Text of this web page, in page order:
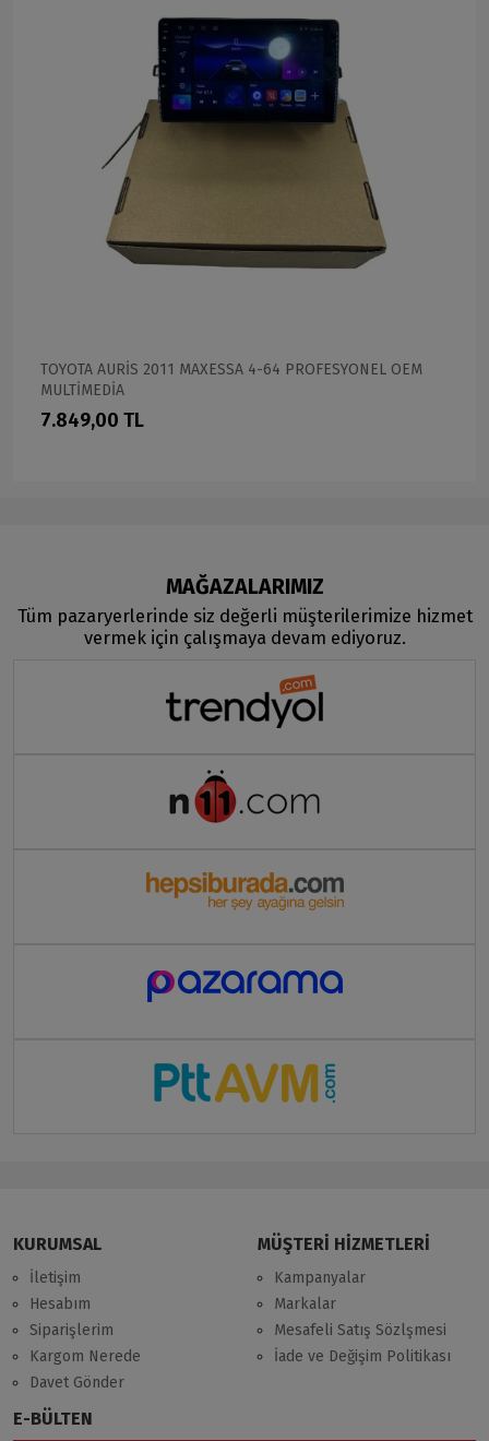
TOYOTA AURİS 2011 MAXESSA 4-64 PROFESYONEL OEM
MULTİMEDİA
7.849,00 TL
MAĞAZALARIMIZ
Tüm pazaryerlerinde siz değerli müşterilerimize hizmet
vermek için çalışmaya devam ediyoruz.
KURUMSAL
İletişim
Hesabım
Siparişlerim
Kargom Nerede
Davet Gönder
MÜŞTERİ HİZMETLERİ
Kampanyalar
Markalar
Mesafeli Satış Sözlşmesi
İade ve Değişim Politikası
E-BÜLTEN